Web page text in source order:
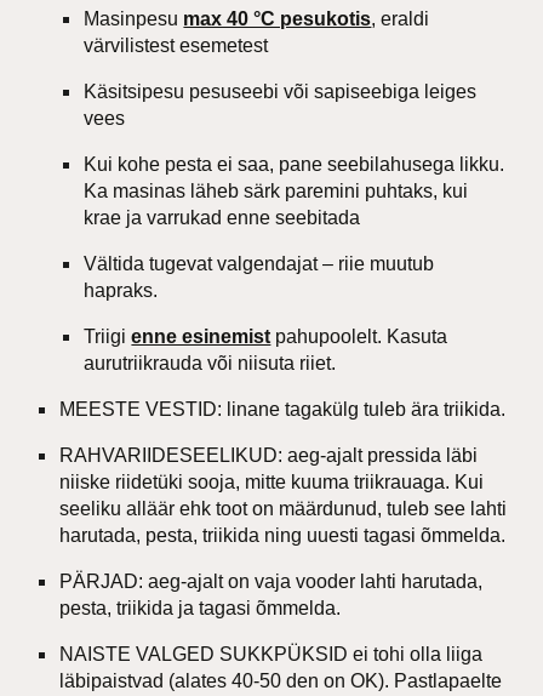
Masinpesu max 40 °C pesukotis, eraldi
värvilistest esemetest
Käsitsipesu pesuseebi või sapiseebiga leiges
vees
Kui kohe pesta ei saa, pane seebilahusega likku.
Ka masinas läheb särk paremini puhtaks, kui
krae ja varrukad enne seebitada
Vältida tugevat valgendajat – riie muutub
hapraks.
Triigienne esinemist pahupoolelt. Kasuta
aurutriikrauda või niisuta riiet.
MEESTE VESTID: linane tagakülg tuleb ära triikida.
RAHVARIIDESEELIKUD: aeg-ajalt pressida läbi
niiske riidetüki sooja, mitte kuuma triikrauaga. Kui
seeliku alläär ehk toot on määrdunud, tuleb see lahti
harutada, pesta, triikida ning uuesti tagasi õmmelda.
PÄRJAD: aeg-ajalt on vaja vooder lahti harutada,
pesta, triikida ja tagasi õmmelda.
NAISTE VALGED SUKKPÜKSID ei tohi olla liiga
läbipaistvad (alates 40-50 den on OK). Pastlapaelte